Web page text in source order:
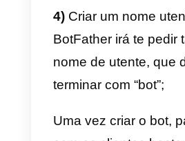
para gerar
Ser capaz de
lucrativo para